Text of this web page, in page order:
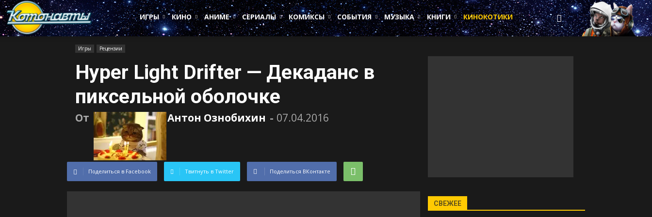
Котонавты
ИГРЫ
КИНО АНИМЕ СЕРИАЛЫ КОМИКСЫ СОБЫТИЯ МУЗЫКА КНИГИ КИНОКОТИКИ
Игры Рецензии
Hyper Light Drifter — Декаданс в
пиксельной оболочке
От Антон Ознобихин - 07.04.2016
Поделиться в Facebook Твитнуть в Twitter Поделиться ВКонтакте
СВЕЖЕЕ